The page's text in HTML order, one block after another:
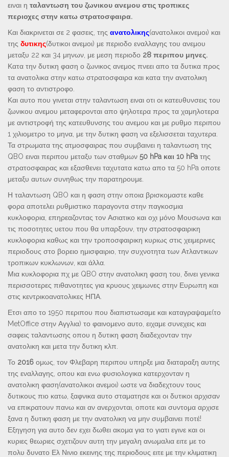
ειναι η ταλαντωση του ζωνικου ανεμου στις τροπικες
περιοχες στην κατω στρατοσφαιρα.
Και διακρινεται σε 2 φασεις, της ανατολικης(ανατολικοι ανεμοι) και
της δυτικης(δυτικοι ανεμοι) με περιοδο εναλλαγης του ανεμου
μεταξυ 22 και 34 μηνων, με μεση περιοδο 28 περιπου μηνες.
Κατα την δυτικη φαση ο ζωνικος ανεμος πνεει απο τα δυτικα προς
τα ανατολικα στην κατω στρατοσφαιρα και κατα την ανατολικη
φαση το αντιστροφο.
Και αυτο που γινεται στην ταλαντωση ειναι οτι οι κατευθυνσεις του
ζωνικου ανεμου μεταφερονται απο ψηλοτερα προς τα χαμηλοτερα
με αντιστροφή της κατευθυνσης του ανεμου και με ρυθμο περιπου
1 χιλιομετρο το μηνα, με την δυτικη φαση να εξελισσεται ταχυτερα.
Τα στρωματα της ατμοσφαιρας που συμβαινει η ταλαντωση της
QBO ειναι περιπου μεταξυ των σταθμων 50 hPa και 10 hPa της
στρατοσφαιρας και εξασθενει ταχυτατα κατω απο τα 50 hPa οποτε
μεταξυ αυτων συνηθως την παρατηρουμε.
Η ταλαντωση QBO και η φαση στην οποια βρισκομαστε καθε
φορα αποτελει ρυθμιστικο παραγοντα στην παγκοσμια
κυκλοφορια, επηρεαζοντας τον Ασιατικο και οχι μόνο Μουσωνα και
τις ποσοτητες υετου που θα υπαρξουν, την στρατοσφαιρικη
κυκλοφορια καθως και την τροποσφαιρικη κυριως στις χειμερινες
περιοδους στο βορειο ημισφαιριο, την συχνοτητα των Ατλαντικων
τροπικων κυκλωνων, και άλλα.
Μια κυκλοφορια πχ με QBO στην ανατολικη φαση του, δινει γενικα
περισσοτερες πιθανοτητες για κρυους χειμωνες στην Ευρωπη και
στις κεντρικοανατολικες ΗΠΑ.
Ετσι απο το 1950 περιπου που διαπιστωσαμε και καταγραψαμε(το
MetOffice στην Αγγλια) το φαινομενο αυτο, ειχαμε συνεχεις και
σαφεις ταλαντωσης οπου η δυτικη φαση διαδεχονταν την
ανατολικη και μετα την δυτικη κλπ.
Το 2016 ομως, τον Φλεβαρη περιπου υπηρξε μια διαταραξη αυτης
της εναλλαγης, οπου και ενω φυσιολογικα κατερχονταν η
ανατολικη φαση(ανατολικοι ανεμοι) ωστε να διαδεχτουν τους
δυτικους πιο κατω, ξαφνικα αυτο σταματησε και οι δυτικοι αρχισαν
να επικρατουν πανω και αν ανερχονται, οποτε και συντομα αρχισε
ξανα η δυτικη φαση με την ανατολικη να μην συμβαινει ποτέ!
Εξηγηση για αυτο δεν εχει δωθει ακομα για το γιατι εγινε και οι
κυριες θεωριες σχετιζουν αυτη την μεγαλη ανωμαλια ειτε με το
πολυ δυνατο Ελ Νινιο εκεινης της περιοδους ειτε με την κλιματικη